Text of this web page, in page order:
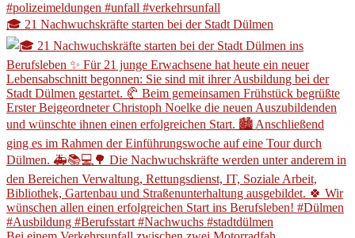
🎓 21 Nachwuchskräfte starten bei der Stadt Dülmen